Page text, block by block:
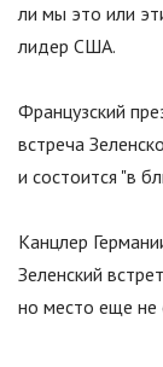
ли мы это или
лидер США.
Французский
встреча
и состоится "в
Канцлер
Зеленский
но место еще не